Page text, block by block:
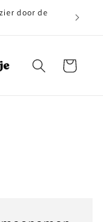
door de
Winkelwagen